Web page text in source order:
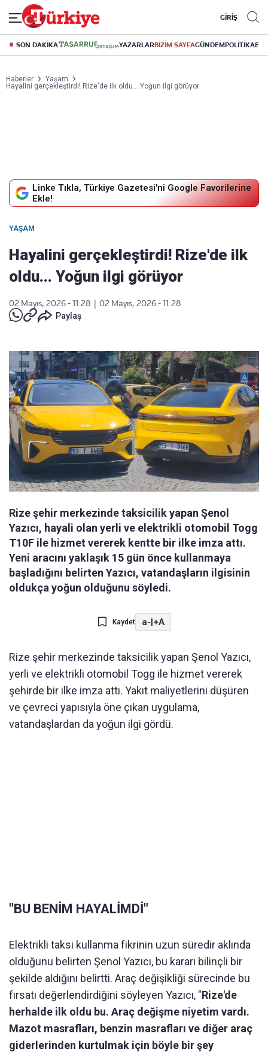
GİRİŞ
SON DAKİKA YAZARLARBİZİM SAYFAGÜNDEMPOLİTİKA
Haberler
Yaşam
Hayalini gerçekleştirdi! Rize'de ilk oldu... Yoğun ilgi görüyor
Linke Tıkla, Türkiye Gazetesi'ni Google Favorilerine
Ekle!
YAŞAM
Hayalini gerçekleştirdi! Rize'de ilk
oldu... Yoğun ilgi görüyor
02 Mayıs, 2026 - 11:28
02 Mayıs, 2026 - 11:28
Paylaş
Rize şehir merkezinde taksicilik yapan Şenol
Yazıcı, hayali olan yerli ve elektrikli otomobil Togg
T10F ile hizmet vererek kentte bir ilke imza attı.
Yeni aracını yaklaşık 15 gün önce kullanmaya
başladığını belirten Yazıcı, vatandaşların ilgisinin
oldukça yoğun olduğunu söyledi.
Kaydet a-|+A
Rize şehir merkezinde taksicilik yapan Şenol Yazıcı,
yerli ve elektrikli otomobil Togg ile hizmet vererek
şehirde bir ilke imza attı. Yakıt maliyetlerini düşüren
ve çevreci yapısıyla öne çıkan uygulama,
vatandaşlardan da yoğun ilgi gördü.
"BU BENİM HAYALİMDİ"
Elektrikli taksi kullanma fikrinin uzun süredir aklında
olduğunu belirten Şenol Yazıcı, bu kararı bilinçli bir
şekilde aldığını belirtti. Araç değişikliği sürecinde bu
fırsatı değerlendirdiğini söyleyen Yazıcı, "Rize'de
herhalde ilk oldu bu. Araç değişme niyetim vardı.
Mazot masrafları, benzin masrafları ve diğer araç
giderlerinden kurtulmak için böyle bir şey